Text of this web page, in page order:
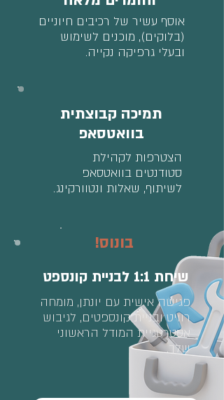
אוסף עשיר של רכיבים חיוניים
(בלוקים), מוכנים לשימוש
ובעלי גרפיקה נקייה.
תמיכה קבוצתית
בוואטסאפ
הצטרפות לקהילת
סטודנטים בוואטסאפ
לשיתוף, שאלות ונטוורקינג.
בונוס!
שיחת 1:1 לבניית קונספט
פגישה אישית עם יונתן, מומחה
רוויט ובניית קונספטים, לגיבוש
אסטרטגיית המודל הראשוני
שלך.